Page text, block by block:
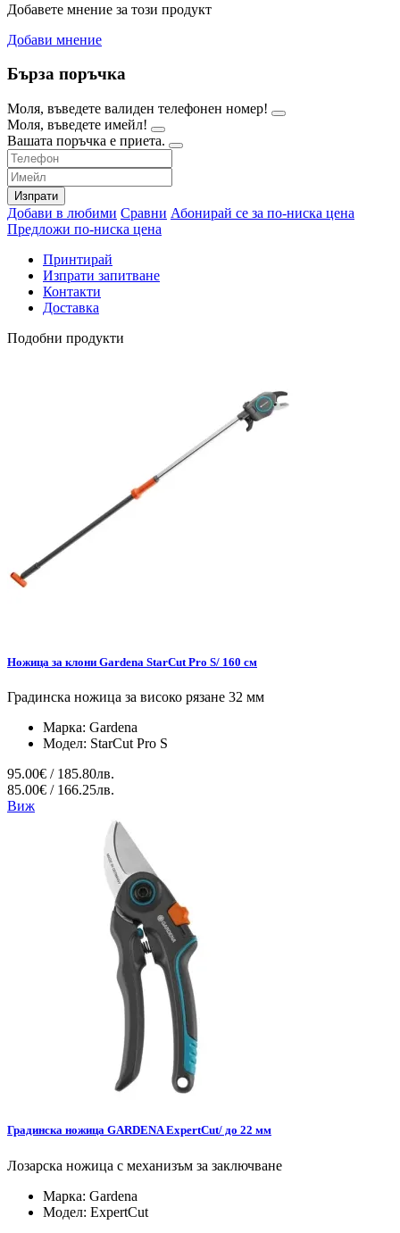
Добавете мнение за този продукт
Добави мнение
Бърза поръчка
Моля, въведете валиден телефонен номер!
Моля, въведете имейл!
Вашата поръчка е приета.
Изпрати
Добави в любими Сравни Абонирай се за по-ниска цена
Предложи по-ниска цена
Принтирай
Изпрати запитване
Контакти
Доставка
Подобни продукти
Ножица за клони Gardena StarCut Pro S/ 160 см
Градинска ножица за високо рязане 32 мм
Марка: Gardena
Модел: StarCut Pro S
95.00€ / 185.80лв.
85.00€ / 166.25лв.
Виж
Градинска ножица GARDENA ExpertCut/ до 22 мм
Лозарска ножица с механизъм за заключване
Марка: Gardena
Модел: ExpertCut